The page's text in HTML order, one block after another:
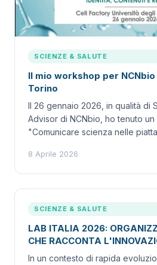
SCIENZE & SALUTE
Il mio workshop per
Torino
Il 26 gennaio 2026, in qualità di
Advisor di NCNbio, ho tenuto
"Comunicare scienza nelle
8 Aprile 2026
SCIENZE & SALUTE
LAB ITALIA 2026:
CHE RACCONTA
In un contesto di rapida